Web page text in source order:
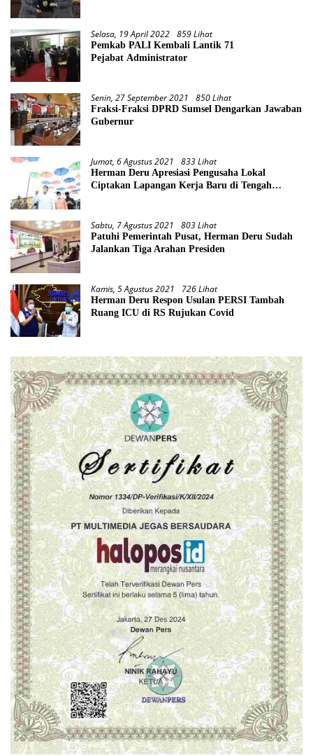
Selasa, 19 April 2022 859 Lihat
Pemkab PALI Kembali Lantik 71
Pejabat Administrator
Senin, 27 September 2021 850 Lihat
Fraksi-Fraksi DPRD Sumsel Dengarkan Jawaban
Gubernur
Jumat, 6 Agustus 2021 833 Lihat
Herman Deru Apresiasi Pengusaha Lokal
Ciptakan Lapangan Kerja Baru di Tengah
Sabtu, 7 Agustus 2021 803 Lihat
Patuhi Pemerintah Pusat, Herman Deru Sudah
Jalankan Tiga Arahan Presiden
Kamis, 5 Agustus 2021 726 Lihat
Herman Deru Respon Usulan PERSI Tambah
Ruang ICU di RS Rujukan Covid